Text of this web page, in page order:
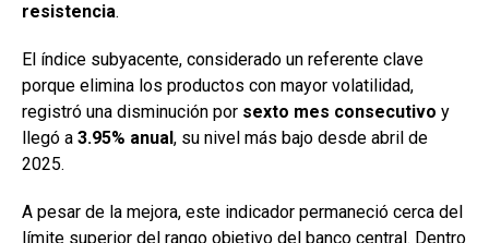
resistencia.
El índice subyacente, considerado un referente clave
porque elimina los productos con mayor volatilidad,
registró una disminución por sexto mes consecutivo y
llegó a 3.95% anual, su nivel más bajo desde abril de
2025.
A pesar de la mejora, este indicador permaneció cerca del
límite superior del rango objetivo del banco central. Dentro